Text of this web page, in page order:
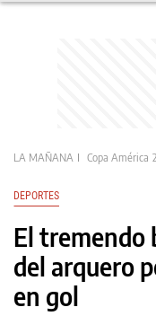
LA MAÑANA Copa América
DEPORTES
El tremendo
del arquero
en gol